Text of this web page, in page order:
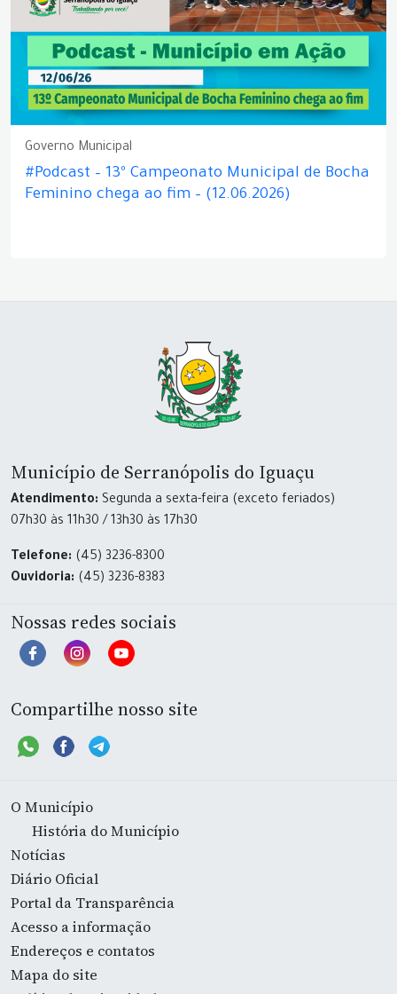
Governo Municipal
#Podcast – 13º Campeonato Municipal de Bocha
Feminino chega ao fim – (12.06.2026)
Município de Serranópolis do Iguaçu
Atendimento: Segunda a sexta-feira (exceto feriados)
07h30 às 11h30 / 13h30 às 17h30
Telefone: (45) 3236-8300
Ouvidoria: (45) 3236-8383
Nossas redes sociais
Compartilhe nosso site
O Município
História do Município
Notícias
Diário Oficial
Portal da Transparência
Acesso a informação
Endereços e contatos
Mapa do site